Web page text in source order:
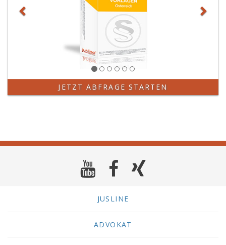
JETZT ABFRAGE STARTEN
JUSLINE
ADVOKAT